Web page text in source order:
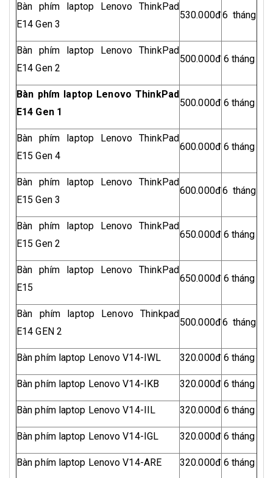
Bàn phím laptop Lenovo ThinkPad
E14 Gen 3
530.000đ6 tháng
Bàn phím laptop Lenovo ThinkPad
E14 Gen 2
500.000đ 6 tháng
Bàn phím laptop Lenovo ThinkPad
E14 Gen 1
500.000đ 6 tháng
Bàn phím laptop Lenovo ThinkPad
E15 Gen 4
600.000đ 6 tháng
Bàn phím laptop Lenovo ThinkPad
E15 Gen 3
600.000đ6 tháng
Bàn phím laptop Lenovo ThinkPad
E15 Gen 2
650.000đ 6 tháng
Bàn phím laptop Lenovo ThinkPad
E15
650.000đ 6 tháng
Bàn phím laptop Lenovo Thinkpad
E14 GEN 2
500.000đ6 tháng
Bàn phím laptop Lenovo V14-IWL 320.000đ 6 tháng
Bàn phím laptop Lenovo V14-IKB 320.000đ 6 tháng
Bàn phím laptop Lenovo V14-IIL 320.000đ 6 tháng
Bàn phím laptop Lenovo V14-IGL 320.000đ 6 tháng
Bàn phím laptop Lenovo V14-ARE 320.000đ 6 tháng